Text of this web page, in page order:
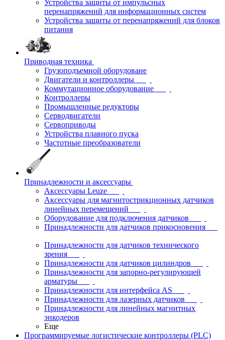
Устройства защиты от импульсных
перенапряжений для информационных систем
Устройства защиты от перенапряжений для блоков
питания
Приводная техника
Грузоподъемной оборудоване
Двигатели и контроллеры
Коммутационное оборудование
Контроллеры
Промышленные редукторы
Серводвигатели
Сервоприводы
Устройства плавного пуска
Частотные преобразователи
Принадлежности и аксессуары
Аксессуары Leuze
Аксессуары для магнитострикционных датчиков
линейных перемещений
Оборудование для подключения датчиков
Принадлежности для датчиков прикосновения
Принадлежности для датчиков технического
зрения
Принадлежности для датчиков цилиндров
Принадлежности для запорно-регулирующей
арматуры
Принадлежности для интерфейса AS
Принадлежности для лазерных датчиков
Принадлежности для линейных магнитных
энкодеров
Еще
Программируемые логистические контроллеры (PLC)